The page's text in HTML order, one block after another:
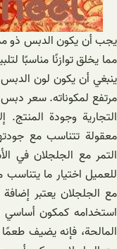
يجب أن يكون الدبس ذو
مما يخلق توازنًا مناسبًا
ينبغي أن يكون لون الدبس
مرتفع لمكوناته. سعر دبس
التجارية وجودة المنتج.
معقولة تتناسب مع
التمر مع الجلجلان في
للعميل اختيار ما
مع الجلجلان يعتبر
استخدامه كمكون أساسي
المالحة، فإنه يضيف طعمًا